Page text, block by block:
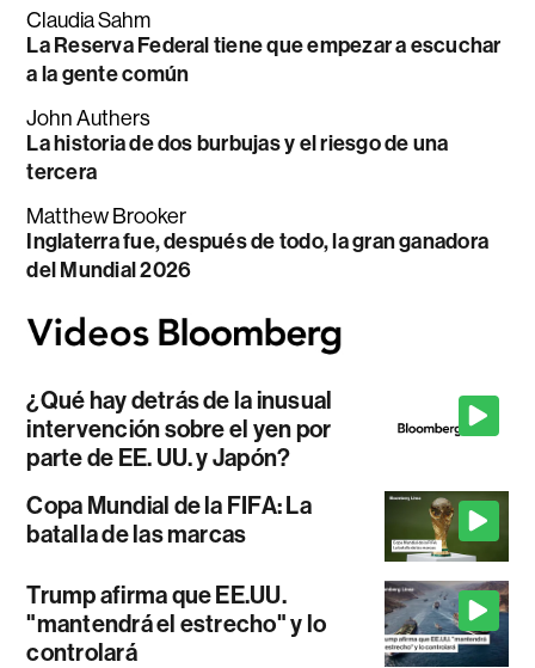
Claudia Sahm
La Reserva Federal tiene que empezar a escuchar
a la gente común
John Authers
La historia de dos burbujas y el riesgo de una
tercera
Matthew Brooker
Inglaterra fue, después de todo, la gran ganadora
del Mundial 2026
¿Qué hay detrás de la inusual
intervención sobre el yen por
parte de EE. UU. y Japón?
Copa Mundial de la FIFA: La
batalla de las marcas
Trump afirma que EE.UU.
"mantendrá el estrecho" y lo
controlará